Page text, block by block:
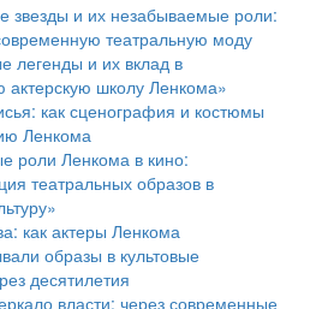
звезды и их незабываемые роли:
театральную моду
легенды и их вклад в
актерскую школу Ленкома»
как сценография и костюмы
Ленкома
роли Ленкома в кино:
театральных образов в
как актеры Ленкома
образы в культовые
десятилетия
власти: через современные